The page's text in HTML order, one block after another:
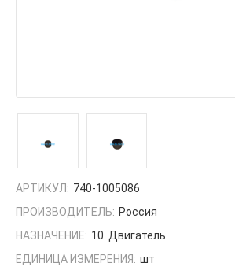
АРТИКУЛ: 740-1005086
ПРОИЗВОДИТЕЛЬ: Россия
НАЗНАЧЕНИЕ: 10. Двигатель
ЕДИНИЦА ИЗМЕРЕНИЯ: шт